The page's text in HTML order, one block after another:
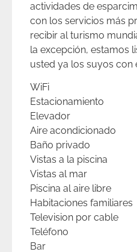
actividades de
con los servicios más
recibir al turismo
la excepción, estamos
usted ya los suyos con
WiFi
Estacionamiento
Elevador
Aire acondicionado
Baño privado
Vistas a la piscina
Vistas al mar
Piscina al aire libre
Habitaciones familiares
Television por cable
Teléfono
Bar